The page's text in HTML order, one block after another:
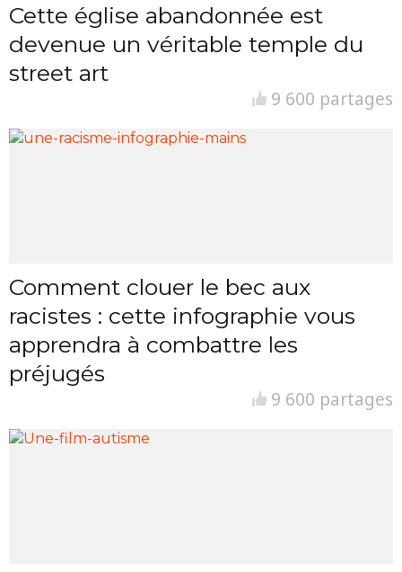
Cette église abandonnée est
devenue un véritable temple du
street art
9 600 partages
Comment clouer le bec aux
racistes : cette infographie vous
apprendra à combattre les
préjugés
9 600 partages